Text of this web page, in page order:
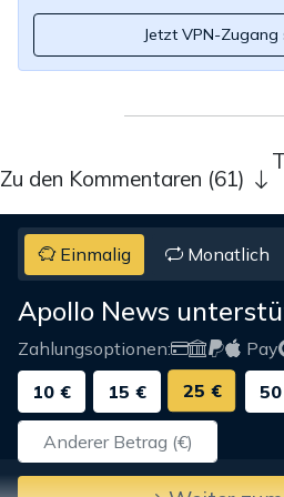
Jetzt VPN-Zugang
Zu den Kommentaren (61)
Einmalig Monatlich
Apollo News
Zahlungsoptionen: Pay
10 €
15 € 25 €